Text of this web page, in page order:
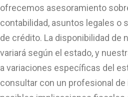
ofrecemos asesoramiento
contabilidad, asuntos legales o
de crédito. La disponibilidad de
variará según el estado, y
a variaciones específicas del
consultar con un profesional